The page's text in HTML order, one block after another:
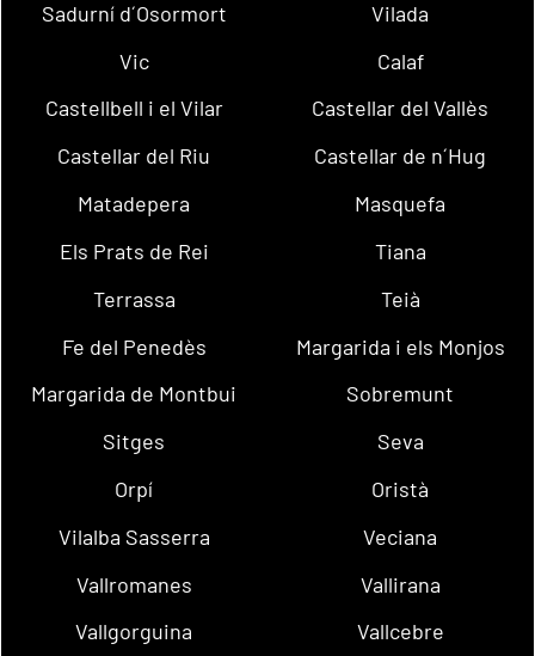
Sadurní d´Osormort
Vilada
Vic
Calaf
Castellbell i el Vilar
Castellar del Vallès
Castellar del Riu
Castellar de n´Hug
Matadepera
Masquefa
Els Prats de Rei
Tiana
Terrassa
Teià
Fe del Penedès
Margarida i els Monjos
Margarida de Montbui
Sobremunt
Sitges
Seva
Orpí
Oristà
Vilalba Sasserra
Veciana
Vallromanes
Vallirana
Vallgorguina
Vallcebre